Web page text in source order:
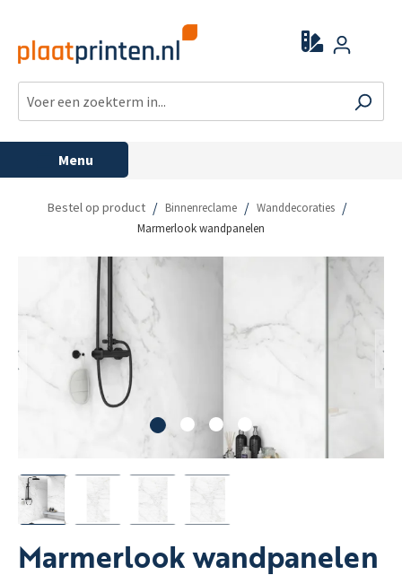
Menu
Bestel op product / Binnenreclame / Wanddecoraties /
Marmerlook wandpanelen
Marmerlook wandpanelen